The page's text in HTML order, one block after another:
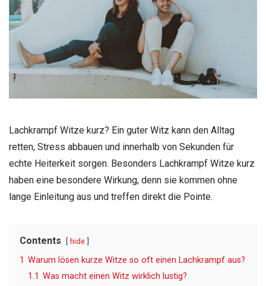
Lachkrampf Witze kurz? Ein guter Witz kann den Alltag
retten, Stress abbauen und innerhalb von Sekunden für
echte Heiterkeit sorgen. Besonders Lachkrampf Witze kurz
haben eine besondere Wirkung, denn sie kommen ohne
lange Einleitung aus und treffen direkt die Pointe.
Contents hide
1 Warum lösen kurze Witze so oft einen Lachkrampf aus?
1.1 Was macht einen Witz wirklich lustig?